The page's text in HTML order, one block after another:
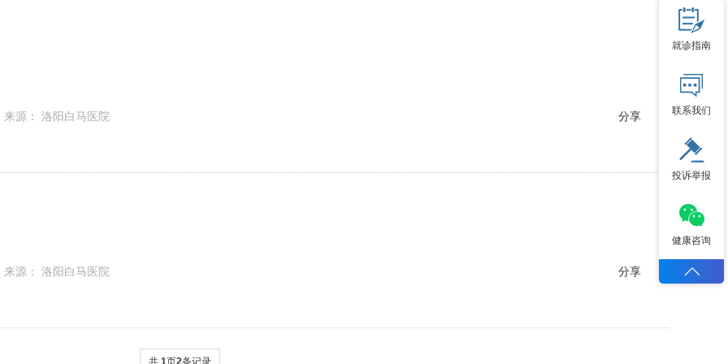
来源： 洛阳白马医院 分享
来源： 洛阳白马医院 分享
共 1页2条记录
就诊指南
联系我们
投诉举报
健康咨询